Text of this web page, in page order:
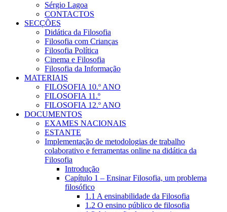
Sérgio Lagoa
CONTACTOS
SECÇÕES
Didática da Filosofia
Filosofia com Crianças
Filosofia Política
Cinema e Filosofia
Filosofia da Informação
MATERIAIS
FILOSOFIA 10.º ANO
FILOSOFIA 11.º
FILOSOFIA 12.º ANO
DOCUMENTOS
EXAMES NACIONAIS
ESTANTE
Implementação de metodologias de trabalho
colaborativo e ferramentas online na didática da
Filosofia
Introdução
Capítulo 1 – Ensinar Filosofia, um problema
filosófico
1.1 A ensinabilidade da Filosofia
1.2 O ensino público de filosofia